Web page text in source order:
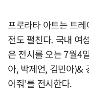
프로라타 아트는 트
전도 펼친다. 국내 여
은 전시를 오는 7월4
아, 박제언, 김민아)&
어줘'를 전시한다.